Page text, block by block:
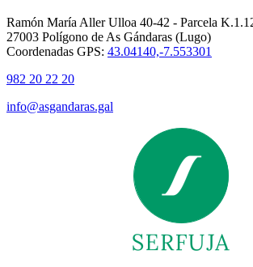
Ramón María Aller Ulloa 40-42 - Parcela
27003 Polígono de As Gándaras (Lugo)
Coordenadas GPS: 43.04140,-7.553301
982 20 22 20
info@asgandaras.gal